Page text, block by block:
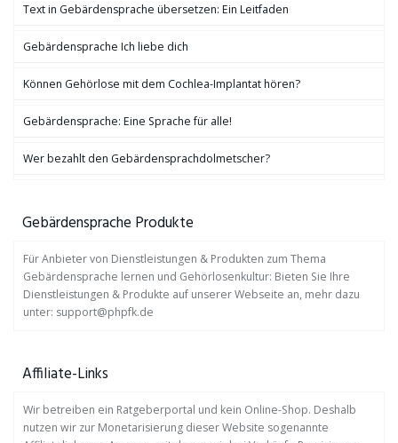
Text in Gebärdensprache übersetzen: Ein Leitfaden
Gebärdensprache Ich liebe dich
Können Gehörlose mit dem Cochlea-Implantat hören?
Gebärdensprache: Eine Sprache für alle!
Wer bezahlt den Gebärdensprachdolmetscher?
Gebärdensprache Produkte
Für Anbieter von Dienstleistungen & Produkten zum Thema
Gebärdensprache lernen und Gehörlosenkultur: Bieten Sie Ihre
Dienstleistungen & Produkte auf unserer Webseite an, mehr dazu
unter: support@phpfk.de
Affiliate-Links
Wir betreiben ein Ratgeberportal und kein Online-Shop. Deshalb
nutzen wir zur Monetarisierung dieser Website sogenannte